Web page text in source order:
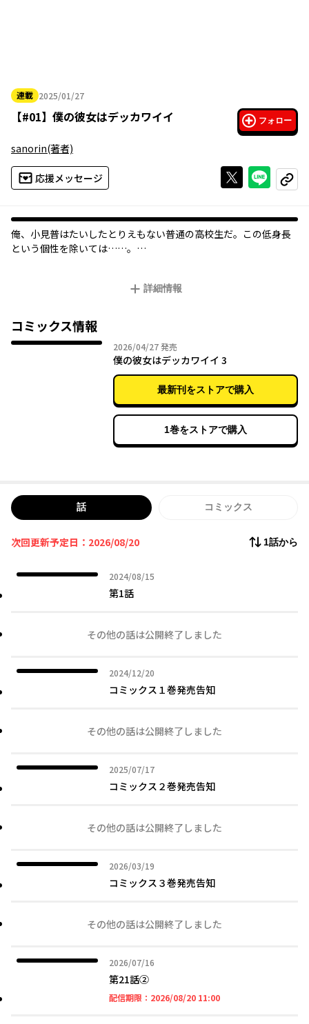
連載 2025/01/27
2025年01月27日
【#01】 僕の彼女はデッカワイイ フォロー
sanorin(著者)
応援メッセージ Xで投稿する
ライン
コピー
俺、小見普はたいしたとりえもない普通の高校生だ。この低身長
という個性を除いては……。
その人は男子を含めてクラスで一番高身長な大日方愛純さん。
ことか俺は告白してOKをもらってしまう。
でも身長差で冷やかされたくないから……この恋ちょっとだけ内
詳細情報
コミックス情報
2026/04/272026年04月27日
発売
僕の彼女はデッカワイイ 3
最新刊をストアで購入
1巻をストアで購入
話 コミックス
次回更新予定日：2026/08/20 1話から
2024/08/15
2024年08月15日
第1話
その他の話は公開終了しました
2024/12/20
2024年12月20日
コミックス１巻発売告知
その他の話は公開終了しました
2025/07/17
2025年07月17日
コミックス２巻発売告知
その他の話は公開終了しました
2026/03/19
2026年03月19日
コミックス３巻発売告知
その他の話は公開終了しました
2026/07/16
2026年07月16日
第21話②
配信期限： 2026/08/20 11:002026年08月20日 11時